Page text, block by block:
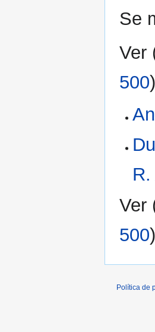
Se
Ver
500
Ver
500
Política de